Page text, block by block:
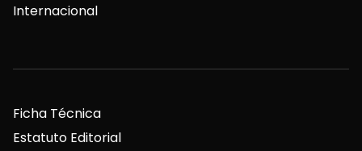
Internacional
Ficha Técnica
Estatuto Editorial